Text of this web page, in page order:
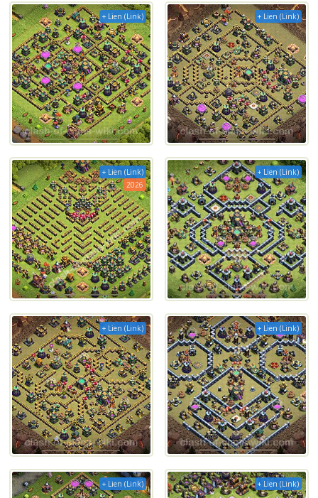
+ Lien (Link) + Lien (Link)
+ Lien (Link)
2026
+ Lien (Link)
+ Lien (Link) + Lien (Link)
+ Lien (Link) + Lien (Link)